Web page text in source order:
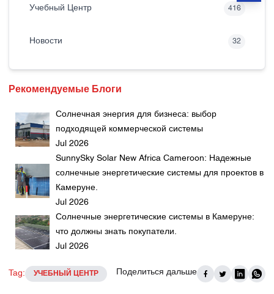
Учебный Центр 416
Новости 32
Рекомендуемые Блоги
Солнечная энергия для бизнеса: выбор
подходящей коммерческой системы
Jul 2026
SunnySky Solar New Africa Cameroon: Надежные
солнечные энергетические системы для проектов в
Камеруне.
Jul 2026
Солнечные энергетические системы в Камеруне:
что должны знать покупатели.
Jul 2026
Tag: УЧЕБНЫЙ ЦЕНТР Поделиться дальше